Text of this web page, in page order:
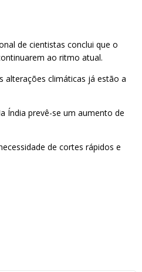
de cientistas conclui que o
ao ritmo atual.
alterações climáticas já estão a
Índia prevê-se um aumento de
de cortes rápidos e